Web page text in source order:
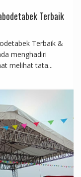
Terbaik
Terbaik &
menghadiri
melihat tata...